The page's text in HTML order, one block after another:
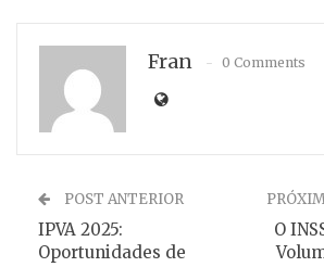
Fran 0 Comments
POST ANTERIOR
IPVA 2025:
Oportunidades de
O